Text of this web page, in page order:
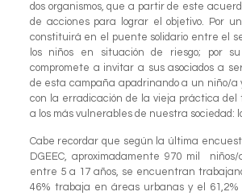
dos organismos, que a partir de este
de acciones para lograr el objetivo. Por un
constituirá en el puente solidario entre el
los niños en situación de riesgo; por
compromete a invitar a sus asociados a
de esta campaña apadrinando a un niño/a
con la erradicación de la vieja práctica del
a los más vulnerables de nuestra sociedad:
Cabe recordar que según la última
DGEEC, aproximadamente 970 mil
entre 5 a 17 años, se encuentran
46% trabaja en áreas urbanas y el